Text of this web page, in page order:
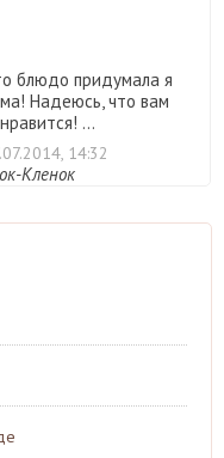
блюдо придумала я
Надеюсь, что вам
...
14:32
Кленок